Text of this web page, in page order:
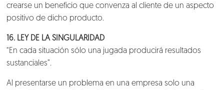
crearse un beneficio que convenza al cliente de un aspecto
positivo de dicho producto.
16. LEY DE LA SINGULARIDAD
“En cada situación sólo una jugada producirá resultados
sustanciales”.
Al presentarse un problema en una empresa solo una